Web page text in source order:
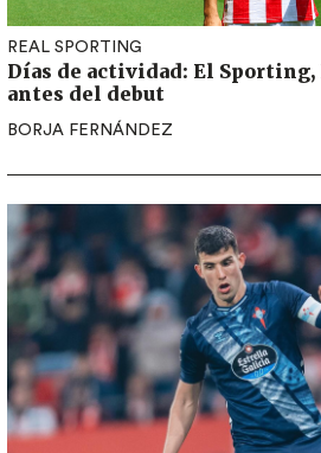
REAL SPORTING
Días de actividad: El Sporting,
antes del debut
BORJA FERNÁNDEZ